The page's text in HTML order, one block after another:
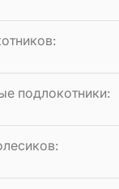
:
подлокотники:
: